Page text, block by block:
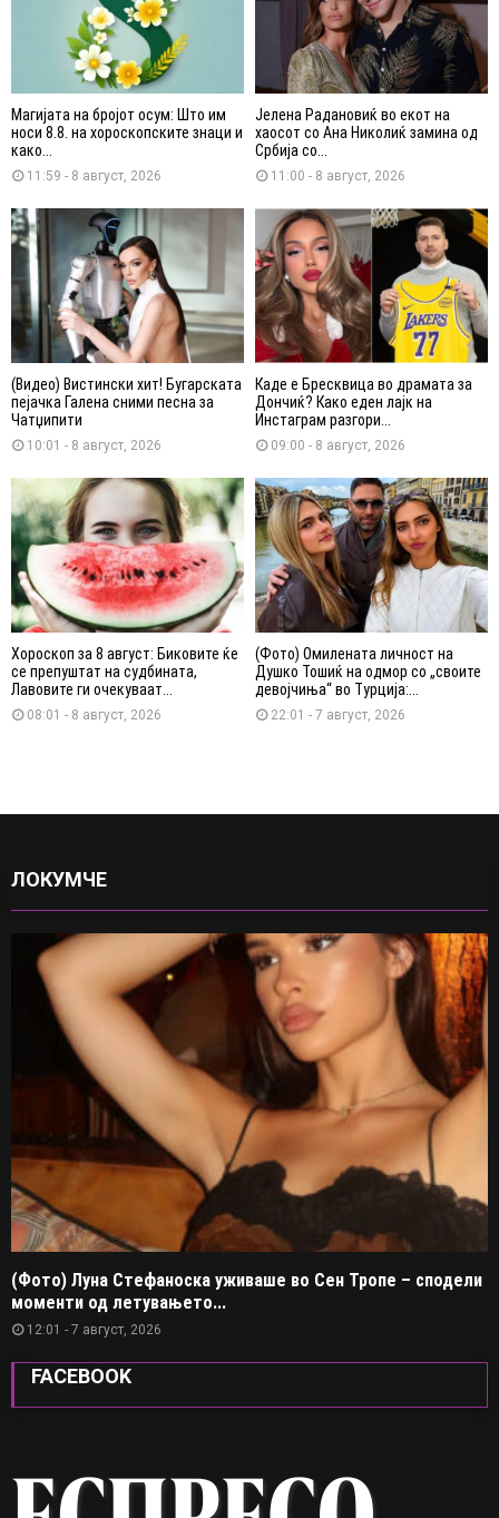
Магијата на бројот осум: Што им
носи 8.8. на хороскопските знаци и
како...
11:59 - 8 август, 2026
Јелена Радановиќ во екот на
хаосот со Ана Николиќ замина од
Србија со...
11:00 - 8 август, 2026
(Видео) Вистински хит! Бугарската
пејачка Галена сними песна за
Чатџипити
10:01 - 8 август, 2026
Каде е Бресквица во драмата за
Дончиќ? Како еден лајк на
Инстаграм разгори...
09:00 - 8 август, 2026
Хороскоп за 8 август: Биковите ќе
се препуштат на судбината,
Лавовите ги очекуваат...
08:01 - 8 август, 2026
(Фото) Омилената личност на
Душко Тошиќ на одмор со „своите
девојчиња“ во Турција:...
22:01 - 7 август, 2026
ЛОКУМЧЕ
(Фото) Луна Стефаноска уживаше во Сен Тропе – сподели
моменти од летувањето...
12:01 - 7 август, 2026
FACEBOOK